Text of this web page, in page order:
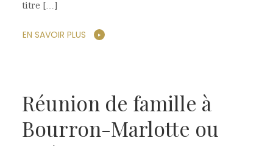
titre […]
EN SAVOIR PLUS
Réunion de famille à
Bourron-Marlotte ou